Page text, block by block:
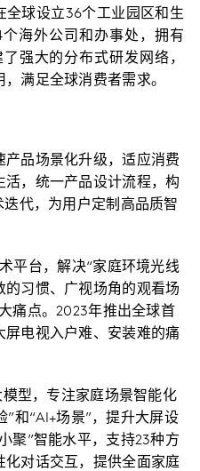
全球设立36个工业园区和生
海外公司和办事处，拥有
强大的分布式研发网络，
满足全球消费者需求。
品场景化升级，适应消费
，统一产品设计流程，构
代，为用户定制高品质智
平台，解决“家庭环境光线
习惯、广视场角的观看场
痛点。2023年推出全球首
电视入户难、安装难的痛
型，专注家庭场景智能化
”和“AI+场景”，提升大屏设
聚”智能水平，支持23种方
化对话交互，提供全面家庭